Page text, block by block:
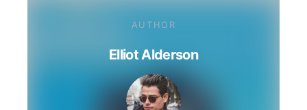
AUTHOR
Elliot Alderson